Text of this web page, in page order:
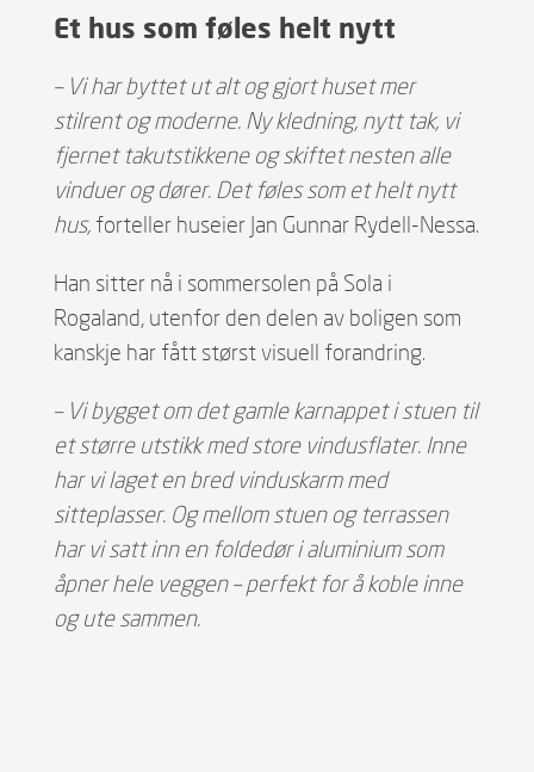
Et hus som føles helt nytt
– Vi har byttet ut alt og gjort huset mer
stilrent og moderne. Ny kledning, nytt tak, vi
fjernet takutstikkene og skiftet nesten alle
vinduer og dører. Det føles som et helt nytt
hus,forteller huseier Jan Gunnar Rydell-Nessa.
Han sitter nå i sommersolen på Sola i
Rogaland, utenfor den delen av boligen som
kanskje har fått størst visuell forandring.
– Vi bygget om det gamle karnappet i stuen til
et større utstikk med store vindusflater. Inne
har vi laget en bred vinduskarm med
sitteplasser. Og mellom stuen og terrassen
har vi satt inn en foldedør i aluminium som
åpner hele veggen – perfekt for å koble inne
og ute sammen.